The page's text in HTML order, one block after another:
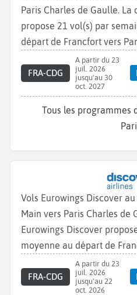
Paris Charles de Gaulle.
propose 21 vol(s) par
départ de Francfort vers
FRA-CDG
A partir du 23
juil. 2026
jusqu'au 30
oct. 2027
Tous les programmes des vols Condor vers
Vols Eurowings Discover
Main vers Paris Charles de
Eurowings Discover
moyenne au départ de
FRA-CDG
A partir du 23
juil. 2026
jusqu'au 22
oct. 2026